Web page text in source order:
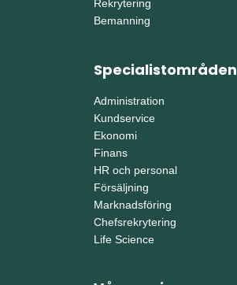
Rekrytering
Bemanning
Specialistområden
Administration
Kundservice
Ekonomi
Finans
HR och personal
Försäljning
Marknadsföring
Chefsrekrytering
Life Science